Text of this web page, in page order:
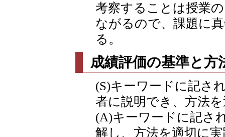
考察することは授業
ながるので、課題に
る。
成績評価の基準と方
(S)キーワードに記さ
者に説明でき、方法
(A)キーワードに記さ
解し、方法を適切に